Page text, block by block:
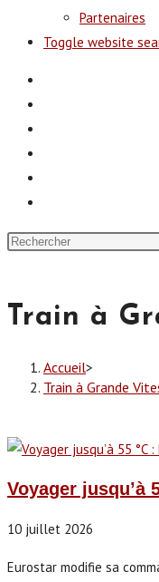
Partenaires
Toggle website
Train à
Accueil>
Train à Grande
Voyager jusqu’à
10 juillet 2026
Eurostar modifie sa